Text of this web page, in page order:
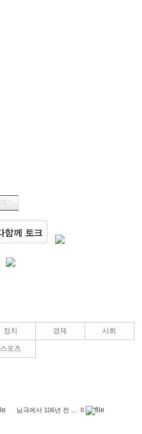
정치 경제 사회
스포츠
님극에서 106년 전 ... 0